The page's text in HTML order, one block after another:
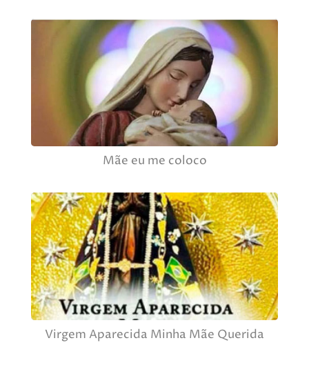
Mãe eu me coloco
Virgem Aparecida Minha Mãe Querida